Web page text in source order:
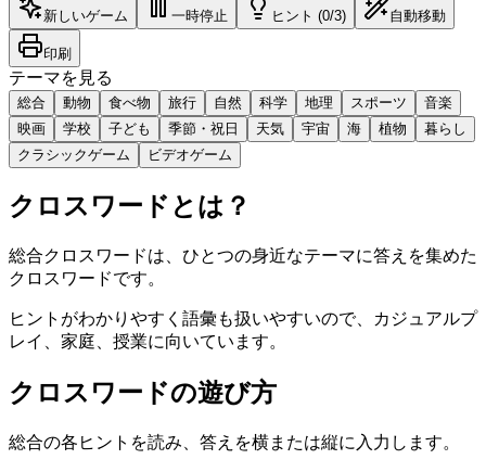
新しいゲーム 一時停止 ヒント (0/3) 自動移動
印刷
テーマを見る
総合 動物 食べ物 旅行 自然 科学 地理 スポーツ
音楽
映画
学校 子ども 季節・祝日 天気 宇宙 海 植物
暮らし
クラシックゲーム
ビデオゲーム
クロスワードとは？
総合クロスワードは、ひとつの身近なテーマに答えを集めた
クロスワードです。
ヒントがわかりやすく語彙も扱いやすいので、カジュアルプ
レイ、家庭、授業に向いています。
クロスワードの遊び方
総合の各ヒントを読み、答えを横または縦に入力します。